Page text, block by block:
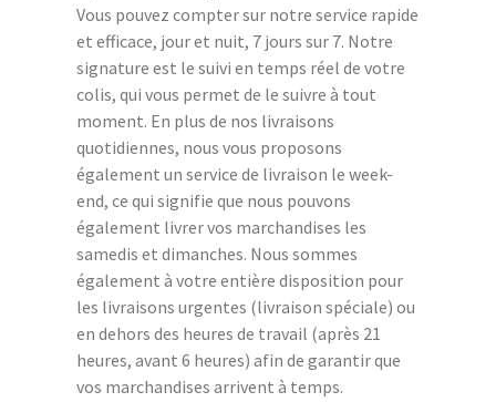
Vous pouvez compter sur notre service rapide
et efficace, jour et nuit, 7 jours sur 7. Notre
signature est le suivi en temps réel de votre
colis, qui vous permet de le suivre à tout
moment. En plus de nos livraisons
quotidiennes, nous vous proposons
également un service de livraison le week-
end, ce qui signifie que nous pouvons
également livrer vos marchandises les
samedis et dimanches. Nous sommes
également à votre entière disposition pour
les livraisons urgentes (livraison spéciale) ou
en dehors des heures de travail (après 21
heures, avant 6 heures) afin de garantir que
vos marchandises arrivent à temps.